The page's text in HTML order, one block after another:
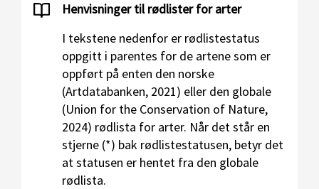
Henvisninger til rødlister for arter
I tekstene nedenfor er rødlistestatus
oppgitt i parentes for de artene som er
oppført på enten den norske
(Artdatabanken, 2021) eller den globale
(Union for the Conservation of Nature,
2024) rødlista for arter. Når det står en
stjerne (*) bak rødlistestatusen, betyr det
at statusen er hentet fra den globale
rødlista.